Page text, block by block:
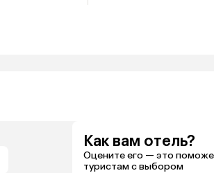
Как вам отель?
Оцените его — это
туристам с выбором